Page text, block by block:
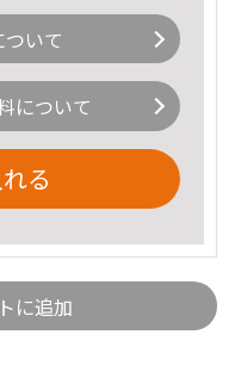
いて
について
る
に追加